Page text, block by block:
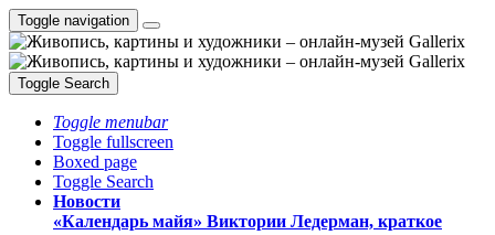
Toggle navigation
Toggle Search
Toggle menubar
Toggle fullscreen
Boxed page
Toggle Search
Новости
«Календарь майя» Виктории Ледерман, краткое